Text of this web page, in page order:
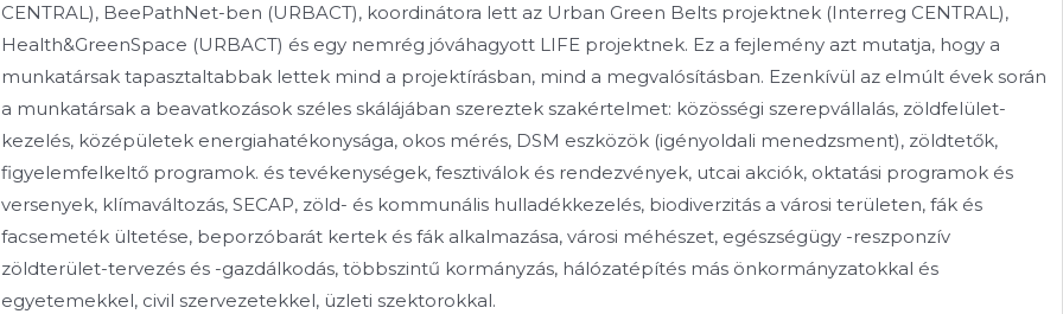
CENTRAL), BeePathNet-ben (URBACT), koordinátora lett az Urban Green Belts projektnek (Interreg CENTRAL),
Health&GreenSpace (URBACT) és egy nemrég jóváhagyott LIFE projektnek. Ez a fejlemény azt mutatja, hogy a
munkatársak tapasztaltabbak lettek mind a projektírásban, mind a megvalósításban. Ezenkívül az elmúlt évek során
a munkatársak a beavatkozások széles skálájában szereztek szakértelmet: közösségi szerepvállalás, zöldfelület-
kezelés, középületek energiahatékonysága, okos mérés, DSM eszközök (igényoldali menedzsment), zöldtetők,
figyelemfelkeltő programok. és tevékenységek, fesztiválok és rendezvények, utcai akciók, oktatási programok és
versenyek, klímaváltozás, SECAP, zöld- és kommunális hulladékkezelés, biodiverzitás a városi területen, fák és
facsemeték ültetése, beporzóbarát kertek és fák alkalmazása, városi méhészet, egészségügy -reszponzív
zöldterület-tervezés és -gazdálkodás, többszintű kormányzás, hálózatépítés más önkormányzatokkal és
egyetemekkel, civil szervezetekkel, üzleti szektorokkal.